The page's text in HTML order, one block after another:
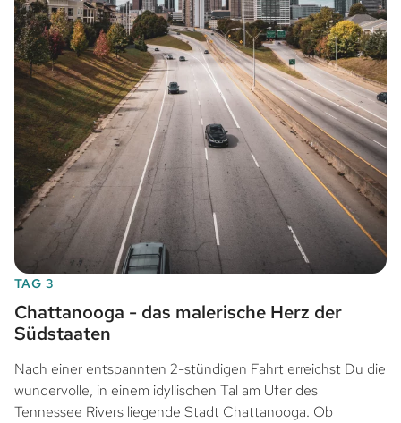
TAG 3
Chattanooga - das malerische Herz der
Südstaaten
Nach einer entspannten 2-stündigen Fahrt erreichst Du die
wundervolle, in einem idyllischen Tal am Ufer des
Tennessee Rivers liegende Stadt Chattanooga. Ob